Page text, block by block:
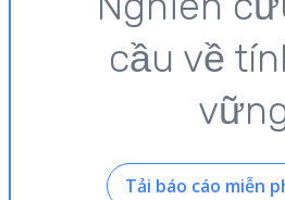
cầu về
Tải báo cáo miễn